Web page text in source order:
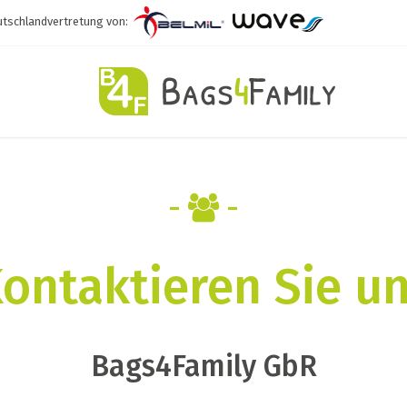
von:
- -
Sie
Bags4Family GbR